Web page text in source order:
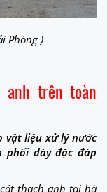
Phòng )
anh trên toàn
vật liệu xử lý nước
phối dày đặc đáp
thạch anh tại hà